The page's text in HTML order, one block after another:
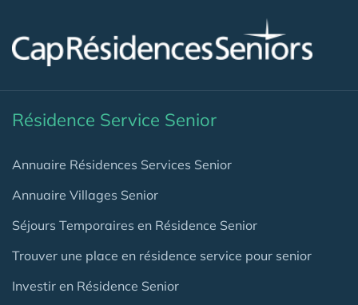
Résidence Service Senior
Annuaire Résidences Services Senior
Annuaire Villages Senior
Séjours Temporaires en Résidence Senior
Trouver une place en résidence service pour senior
Investir en Résidence Senior